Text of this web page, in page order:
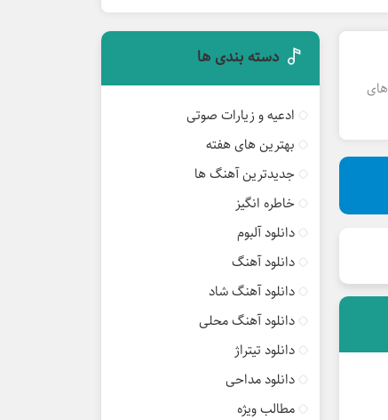
دسته بندی ها
ادعیه و زیارات صوتی
بهترین های هفته
جدیدترین آهنگ ها
خاطره انگیز
دانلود آلبوم
دانلود آهنگ
دانلود آهنگ شاد
دانلود آهنگ محلی
دانلود تیتراژ
دانلود مداحی
مطالب ویژه